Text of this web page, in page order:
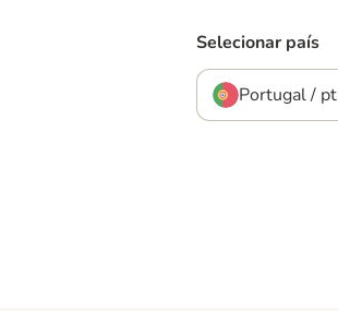
Selecionar país
Portugal / pt